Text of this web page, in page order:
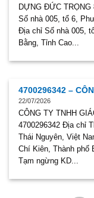
DỰNG ĐỨC TRỌNG
Số nhà 005, tổ 6,
Địa chỉ Số nhà 005,
Bằng, Tỉnh Cao...
4700296342 –
22/07/2026
CÔNG TY TNHH
4700296342 Địa chỉ
Thái Nguyên, Việt
Chí Kiên, Thành phố
Tạm ngừng KD...